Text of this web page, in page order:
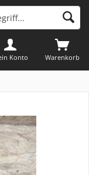
Warenkorb
Konto